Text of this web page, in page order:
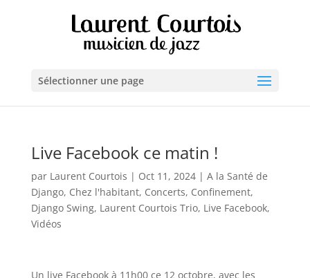
Sélectionner une page
Live Facebook ce matin !
par Laurent Courtois | Oct 11, 2024| A la Santé de
Django, Chez l'habitant, Concerts, Confinement,
Django Swing, Laurent Courtois Trio, Live Facebook,
Vidéos
Un live Facebook à 11h00 ce 12 octobre, avec les